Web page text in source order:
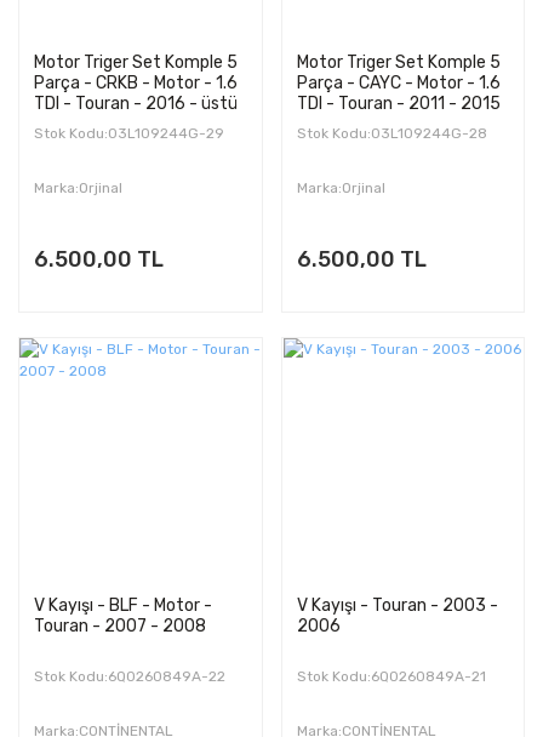
Motor Triger Set Komple 5
Parça - CRKB - Motor - 1.6
TDI - Touran - 2016 - üstü
Stok Kodu:03L109244G-29
Marka:Orjinal
6.500,00 TL
Motor Triger Set Komple 5
Parça - CAYC - Motor - 1.6
TDI - Touran - 2011 - 2015
Stok Kodu:03L109244G-28
Marka:Orjinal
6.500,00 TL
V Kayışı - BLF - Motor -
Touran - 2007 - 2008
Stok Kodu:6Q0260849A-22
Marka:CONTİNENTAL
V Kayışı - Touran - 2003 -
2006
Stok Kodu:6Q0260849A-21
Marka:CONTİNENTAL